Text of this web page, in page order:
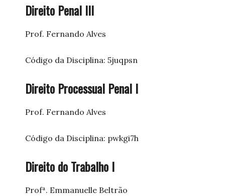
Direito Penal III
Prof. Fernando Alves
Código da Disciplina: 5juqpsn
Direito Processual Penal I
Prof. Fernando Alves
Código da Disciplina: pwkgi7h
Direito do Trabalho I
Profª. Emmanuelle Beltrão